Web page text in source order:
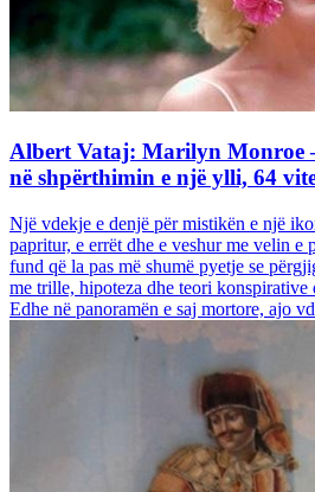
Albert Vataj: Marilyn Monroe
në shpërthimin e një ylli, 64
Një vdekje e denjë për mistikën e një
papritur, e errët dhe e veshur me velin e
fund që la pas më shumë pyetje se
me trille, hipoteza dhe teori konspirative
Edhe në panoramën e saj mortore, ajo